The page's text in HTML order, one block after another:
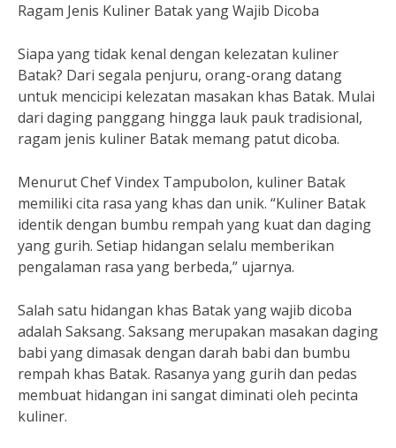
Ragam Jenis Kuliner Batak yang Wajib Dicoba
Siapa yang tidak kenal dengan kelezatan kuliner
Batak? Dari segala penjuru, orang-orang datang
untuk mencicipi kelezatan masakan khas Batak. Mulai
dari daging panggang hingga lauk pauk tradisional,
ragam jenis kuliner Batak memang patut dicoba.
Menurut Chef Vindex Tampubolon, kuliner Batak
memiliki cita rasa yang khas dan unik. “Kuliner Batak
identik dengan bumbu rempah yang kuat dan daging
yang gurih. Setiap hidangan selalu memberikan
pengalaman rasa yang berbeda,” ujarnya.
Salah satu hidangan khas Batak yang wajib dicoba
adalah Saksang. Saksang merupakan masakan daging
babi yang dimasak dengan darah babi dan bumbu
rempah khas Batak. Rasanya yang gurih dan pedas
membuat hidangan ini sangat diminati oleh pecinta
kuliner.